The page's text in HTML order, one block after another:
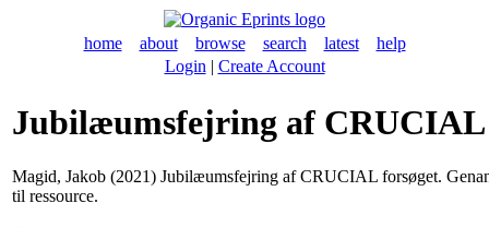
home about browse search latest
help
Login | Create Account
Jubilæumsfejring af CRUCIAL
Magid, Jakob (2021) Jubilæumsfejring af CRUCIAL forsøget.
til ressource.